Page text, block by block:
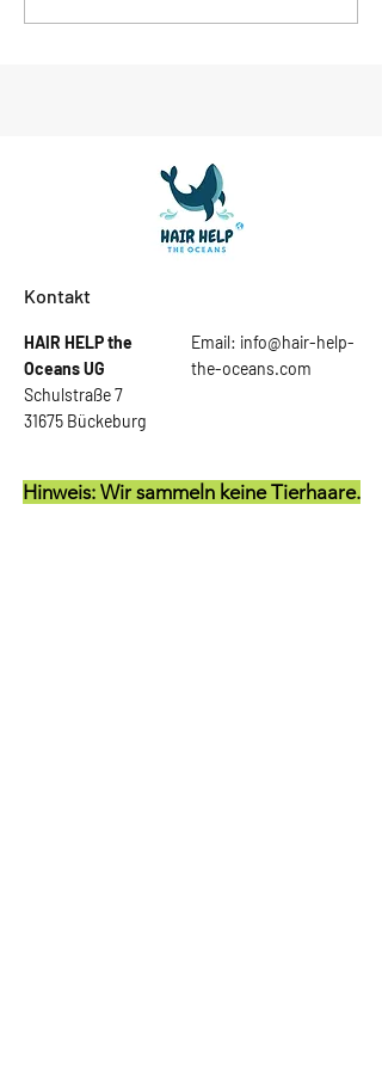
2025
Kontakt
HAIR HELP the
OceansUG
Schulstraße 7
31675 Bückeburg
Email: info@hair-help-
the-oceans.com
Hinweis: Wir sammeln keine Tierhaare.